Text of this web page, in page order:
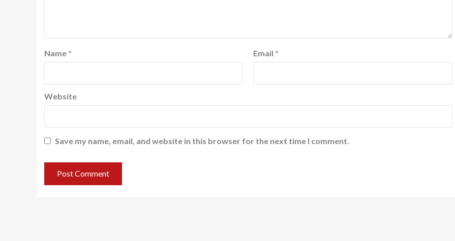
Name * Email *
Website
Save my name, email, and website in this browser for the next time I comment.